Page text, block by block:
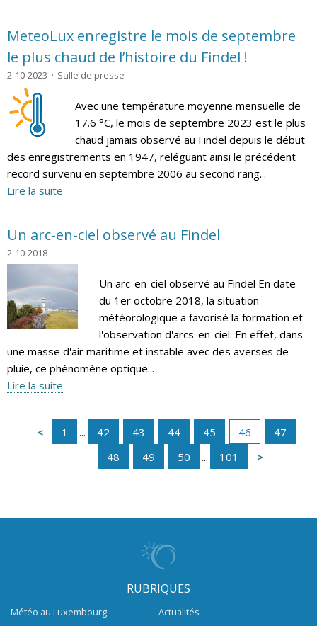
MeteoLux enregistre le mois de septembre
le plus chaud de l’histoire du Findel !
2-10-2023 Salle de presse
Avec une température moyenne mensuelle de
17.6 °C, le mois de septembre 2023 est le plus
chaud jamais observé au Findel depuis le début
des enregistrements en 1947, reléguant ainsi le précédent
record survenu en septembre 2006 au second rang...
Lire la suite
Un arc-en-ciel observé au Findel
2-10-2018
Un arc-en-ciel observé au Findel En date
du 1er octobre 2018, la situation
météorologique a favorisé la formation et
l'observation d'arcs-en-ciel. En effet, dans
une masse d'air maritime et instable avec des averses de
pluie, ce phénomène optique...
Lire la suite
1 ... 42 43 44 45 46
47
48
49 50 ... 101
RUBRIQUES
Météo au Luxembourg
Actualités